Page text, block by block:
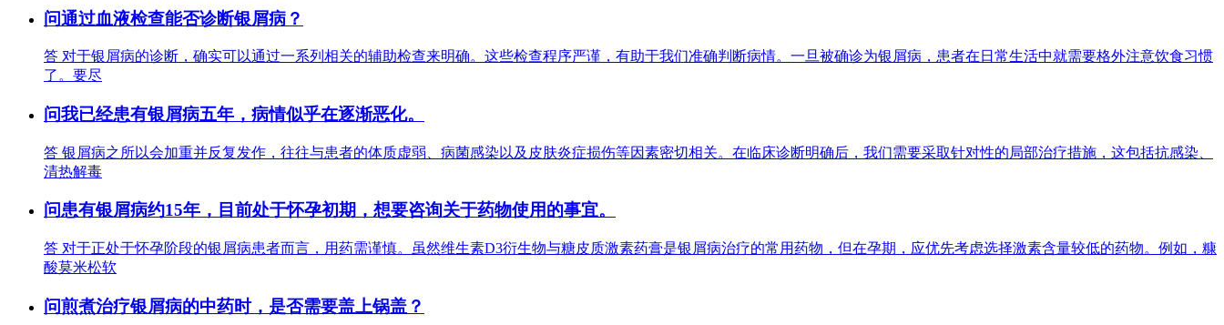
问通过血液检查能否诊断银屑病？
答 对于银屑病的诊断，确实可以通过一系列相关的辅助检查来明确。这些检查程序严谨，有助于我们准确判断病情。一旦被确诊为银屑病，患者在日常生活中就需要格外注意饮食习惯
了。要尽
问我已经患有银屑病五年，病情似乎在逐渐恶化。
答 银屑病之所以会加重并反复发作，往往与患者的体质虚弱、病菌感染以及皮肤炎症损伤等因素密切相关。在临床诊断明确后，我们需要采取针对性的局部治疗措施，这包括抗感染、
清热解毒
问患有银屑病约15年，目前处于怀孕初期，想要咨询关于药物使用的事宜。
答 对于正处于怀孕阶段的银屑病患者而言，用药需谨慎。虽然维生素D3衍生物与糖皮质激素药膏是银屑病治疗的常用药物，但在孕期，应优先考虑选择激素含量较低的药物。例如，糠
酸莫米松软
问煎煮治疗银屑病的中药时，是否需要盖上锅盖？